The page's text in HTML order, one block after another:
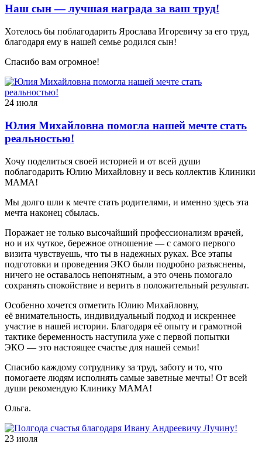
Наш сын — лучшая награда за ваш труд!
Хотелось бы поблагодарить Ярослава Игоревичу за его труд,
благодаря ему в нашей семье родился сын!
Спасибо вам огромное!
24 июля
Юлия Михайловна помогла нашей мечте стать
реальностью!
Хочу поделиться своей историей и от всей души
поблагодарить Юлию Михайловну и весь коллектив Клиники
МАМА!
Мы долго шли к мечте стать родителями, и именно здесь эта
мечта наконец сбылась.
Поражает не только высочайший профессионализм врачей,
но и их чуткое, бережное отношение — с самого первого
визита чувствуешь, что ты в надежных руках. Все этапы
подготовки и проведения ЭКО были подробно разъяснены,
ничего не оставалось непонятным, а это очень помогало
сохранять спокойствие и верить в положительный результат.
Особенно хочется отметить Юлию Михайловну,
её внимательность, индивидуальный подход и искреннее
участие в нашей истории. Благодаря её опыту и грамотной
тактике беременность наступила уже с первой попытки
ЭКО — это настоящее счастье для нашей семьи!
Спасибо каждому сотруднику за труд, заботу и то, что
помогаете людям исполнять самые заветные мечты! От всей
души рекомендую Клинику МАМА!
Ольга.
23 июля